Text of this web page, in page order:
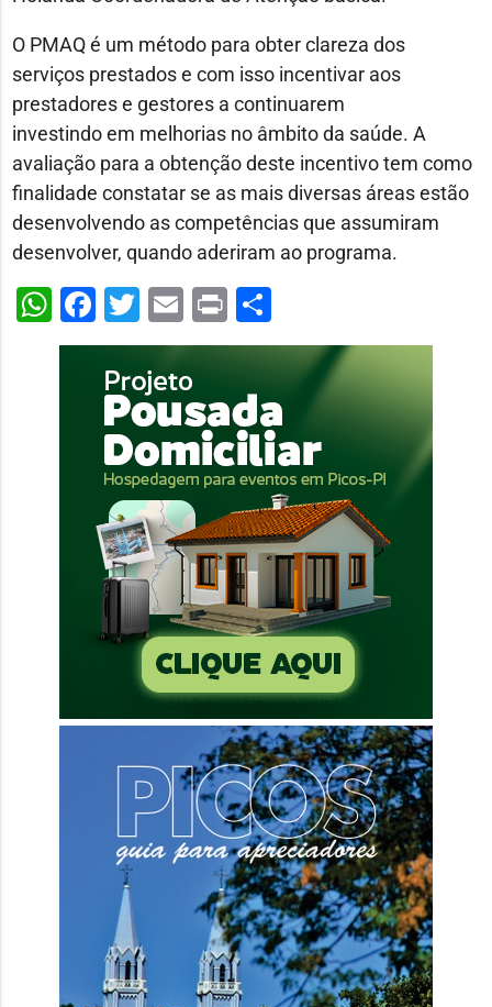
O PMAQ é um método para obter clareza dos
serviços prestados e com isso incentivar aos
prestadores e gestores a continuarem
investindo em melhorias no âmbito da saúde. A
avaliação para a obtenção deste incentivo tem como
finalidade constatar se as mais diversas áreas estão
desenvolvendo as competências que assumiram
desenvolver, quando aderiram ao programa.
WhatsApp
Facebook
Twitter
Email
PrintShare